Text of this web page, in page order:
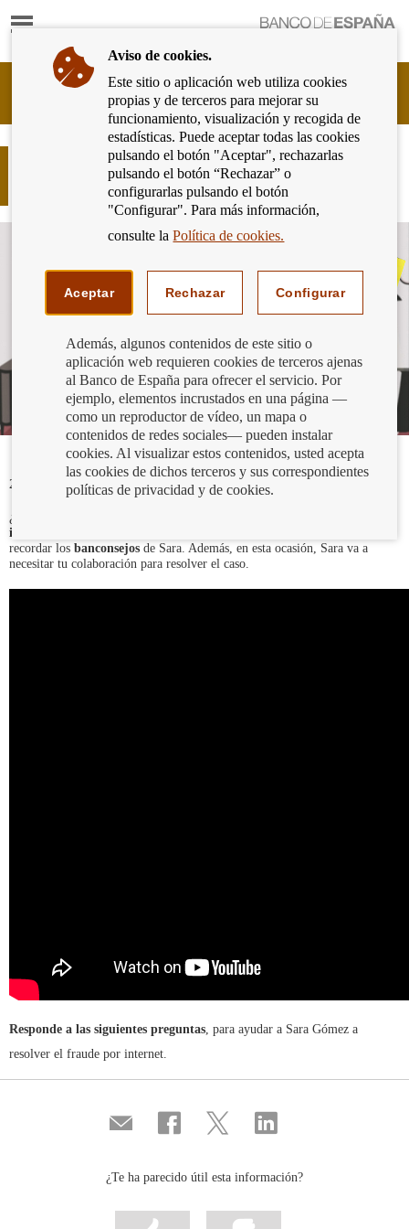
Mostrar
Ir
página
de
inicio
del
Banco
de
España
Cliente
Bancario
Banco
España
Eurosistema,
Fraude por internet: ayuda a Sara en
su investigación
23/03/2021
¿Recuerdas las investigaciones de Sara Gómez acerca del
internet
recordar los banconsejos de Sara. Además, en esta ocasión, Sara va a
necesitar tu colaboración para resolver el caso.
Responde a las siguientes preguntas, para ayudar a Sara Gómez a
resolver el fraude por internet.
Compartir
por
Compartir
en
Compartir
en
Compartir
en
¿Te ha parecido útil esta información?
Marcar
Aviso de cookies.
Este sitio o aplicación web utiliza cookies
propias y de terceros para mejorar su
funcionamiento, visualización y recogida de
estadísticas. Puede aceptar todas las cookies
pulsando el botón "Aceptar", rechazarlas
pulsando el botón “Rechazar” o
configurarlas pulsando el botón
"Configurar". Para más información,
consulte laPolítica de cookies.
Aceptar Rechazar Configurar
Además, algunos contenidos de este sitio o
aplicación web requieren cookies de terceros ajenas
al Banco de España para ofrecer el servicio. Por
ejemplo, elementos incrustados en una página —
como un reproductor de vídeo, un mapa o
contenidos de redes sociales— pueden instalar
cookies. Al visualizar estos contenidos, usted acepta
las cookies de dichos terceros y sus correspondientes
políticas de privacidad y de cookies.